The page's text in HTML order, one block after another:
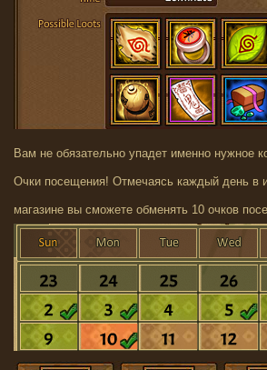
Вам не обязательно упадет именно нужное
Очки посещения! Отмечаясь каждый день в
магазине вы сможете обменять 10 очков